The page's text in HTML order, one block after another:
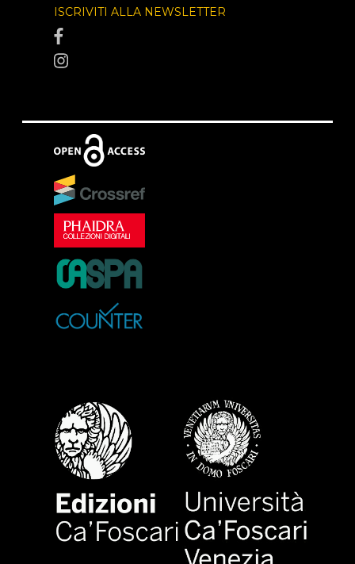
ISCRIVITI ALLA NEWSLETTER